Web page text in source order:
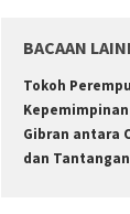
BACAAN
Tokoh
Gibran antara
dan Tantangan